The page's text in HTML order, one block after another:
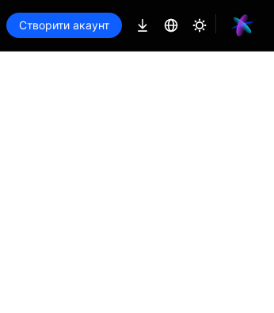
Створити акаунт